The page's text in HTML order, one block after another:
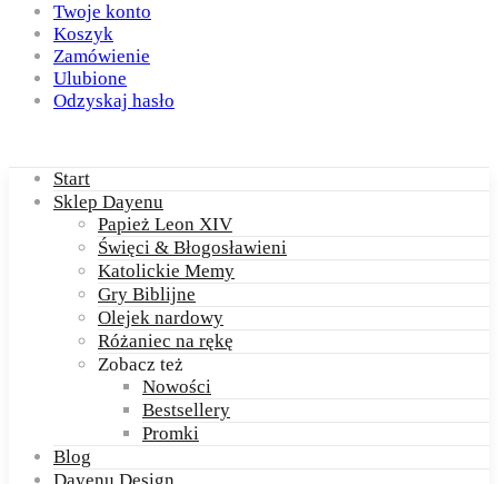
Twoje konto
Koszyk
Zamówienie
Ulubione
Odzyskaj hasło
Start
Sklep Dayenu
Papież Leon XIV
Święci & Błogosławieni
Katolickie Memy
Gry Biblijne
Olejek nardowy
Różaniec na rękę
Zobacz też
Nowości
Bestsellery
Promki
Blog